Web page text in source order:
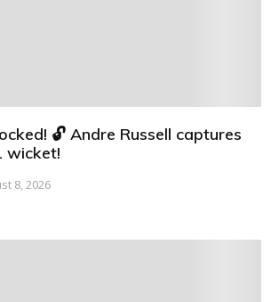
🔓 Andre Russell captures
wicket!
8, 2026